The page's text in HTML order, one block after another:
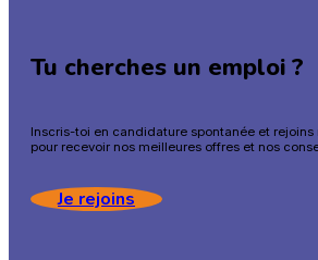
Tu cherches un emploi ?
Inscris-toi en candidature spontanée et
pour recevoir nos meilleures offres et nos
Je rejoins